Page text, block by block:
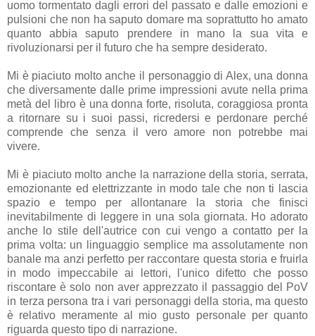
uomo tormentato dagli errori del passato e dalle emozioni e
pulsioni che non ha saputo domare ma soprattutto ho amato
quanto abbia saputo prendere in mano la sua vita e
rivoluzionarsi per il futuro che ha sempre desiderato.
Mi è piaciuto molto anche il personaggio di Alex, una donna
che diversamente dalle prime impressioni avute nella prima
metà del libro è una donna forte, risoluta, coraggiosa pronta
a ritornare su i suoi passi, ricredersi e perdonare perché
comprende che senza il vero amore non potrebbe mai
vivere.
Mi è piaciuto molto anche la narrazione della storia, serrata,
emozionante ed elettrizzante in modo tale che non ti lascia
spazio e tempo per allontanare la storia che finisci
inevitabilmente di leggere in una sola giornata. Ho adorato
anche lo stile dell'autrice con cui vengo a contatto per la
prima volta: un linguaggio semplice ma assolutamente non
banale ma anzi perfetto per raccontare questa storia e fruirla
in modo impeccabile ai lettori, l'unico difetto che posso
riscontare è solo non aver apprezzato il passaggio del PoV
in terza persona tra i vari personaggi della storia, ma questo
è relativo meramente al mio gusto personale per quanto
riguarda questo tipo di narrazione.